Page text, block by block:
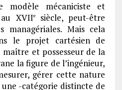
modèle mécaniciste et
XVIIesiècle, peut-être
managériales. Mais cela
le projet cartésien de
et possesseur de la
la figure de l’ingénieur,
gérer cette nature
une -catégorie distincte de